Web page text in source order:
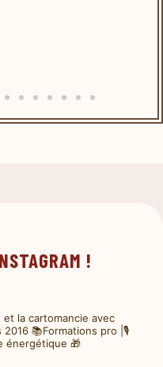
!
la cartomancie avec
2016 📚Formations pro |🎙️
énergétique 🎁